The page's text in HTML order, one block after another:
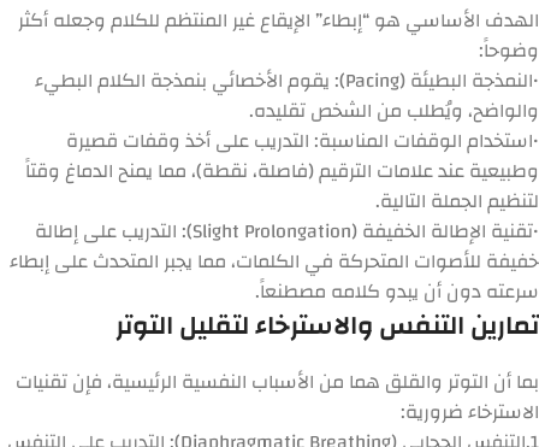
الهدف الأساسي هو “إبطاء” الإيقاع غير المنتظم للكلام وجعله أكثر
وضوحاً:
•النمذجة البطيئة (Pacing):
يقوم الأخصائي بنمذجة الكلام البطيء
والواضح، ويُطلب من الشخص تقليده.
•استخدام الوقفات المناسبة: التدريب على أخذ وقفات قصيرة
وطبيعية عند علامات الترقيم (فاصلة، نقطة)، مما يمنح الدماغ وقتاً
لتنظيم الجملة التالية.
•تقنية الإطالة الخفيفة (Slight Prolongation):
التدريب على إطالة
خفيفة للأصوات المتحركة في الكلمات، مما يجبر المتحدث على إبطاء
سرعته دون أن يبدو كلامه مصطنعاً.
تمارين التنفس والاسترخاء لتقليل التوتر
بما أن التوتر والقلق هما من الأسباب النفسية الرئيسية، فإن تقنيات
الاسترخاء ضرورية: